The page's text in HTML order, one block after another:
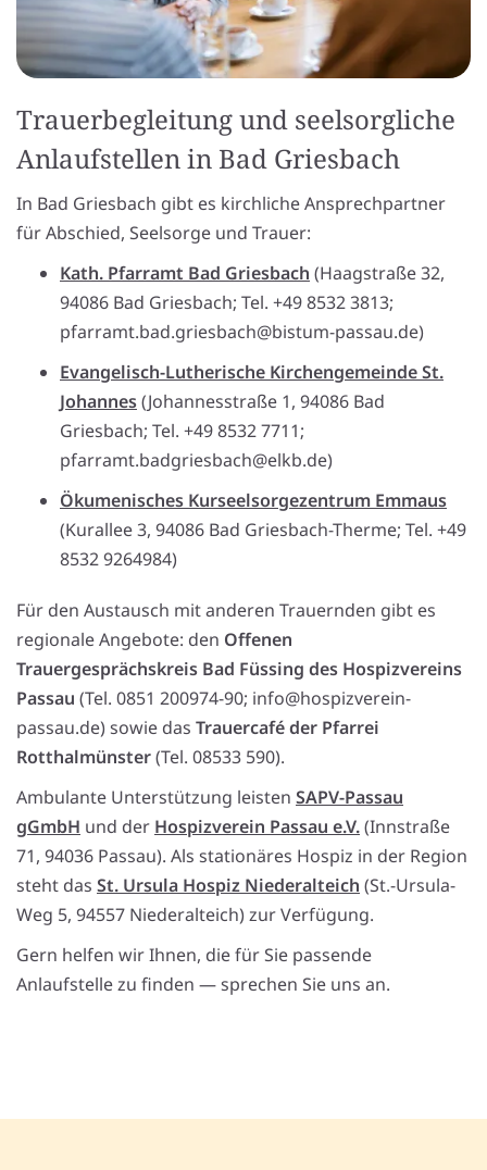
Trauerbegleitung und seelsorgliche
Anlaufstellen in Bad Griesbach
In Bad Griesbach gibt es kirchliche Ansprechpartner
für Abschied, Seelsorge und Trauer:
Kath. Pfarramt Bad Griesbach (Haagstraße 32,
94086 Bad Griesbach; Tel. +49 8532 3813;
pfarramt.bad.griesbach@bistum-passau.de)
Evangelisch-Lutherische Kirchengemeinde St.
Johannes(Johannesstraße 1, 94086 Bad
Griesbach; Tel. +49 8532 7711;
pfarramt.badgriesbach@elkb.de)
Ökumenisches Kurseelsorgezentrum Emmaus
(Kurallee 3, 94086 Bad Griesbach-Therme; Tel. +49
8532 9264984)
Für den Austausch mit anderen Trauernden gibt es
regionale Angebote: den Offenen
Trauergesprächskreis Bad Füssing des Hospizvereins
Passau (Tel. 0851 200974-90; info@hospizverein-
passau.de) sowie das Trauercafé der Pfarrei
Rotthalmünster(Tel. 08533 590).
Ambulante Unterstützung leisten SAPV-Passau
gGmbH und der Hospizverein Passau e.V.(Innstraße
71, 94036 Passau). Als stationäres Hospiz in der Region
steht das St. Ursula Hospiz Niederalteich (St.-Ursula-
Weg 5, 94557 Niederalteich) zur Verfügung.
Gern helfen wir Ihnen, die für Sie passende
Anlaufstelle zu finden — sprechen Sie uns an.